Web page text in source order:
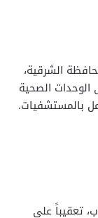
الشرقية،
الصحية
بالمستشفيات.
تعقيباً على